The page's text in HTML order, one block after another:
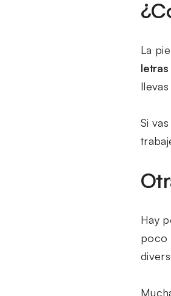
La
Si
Hay
poco